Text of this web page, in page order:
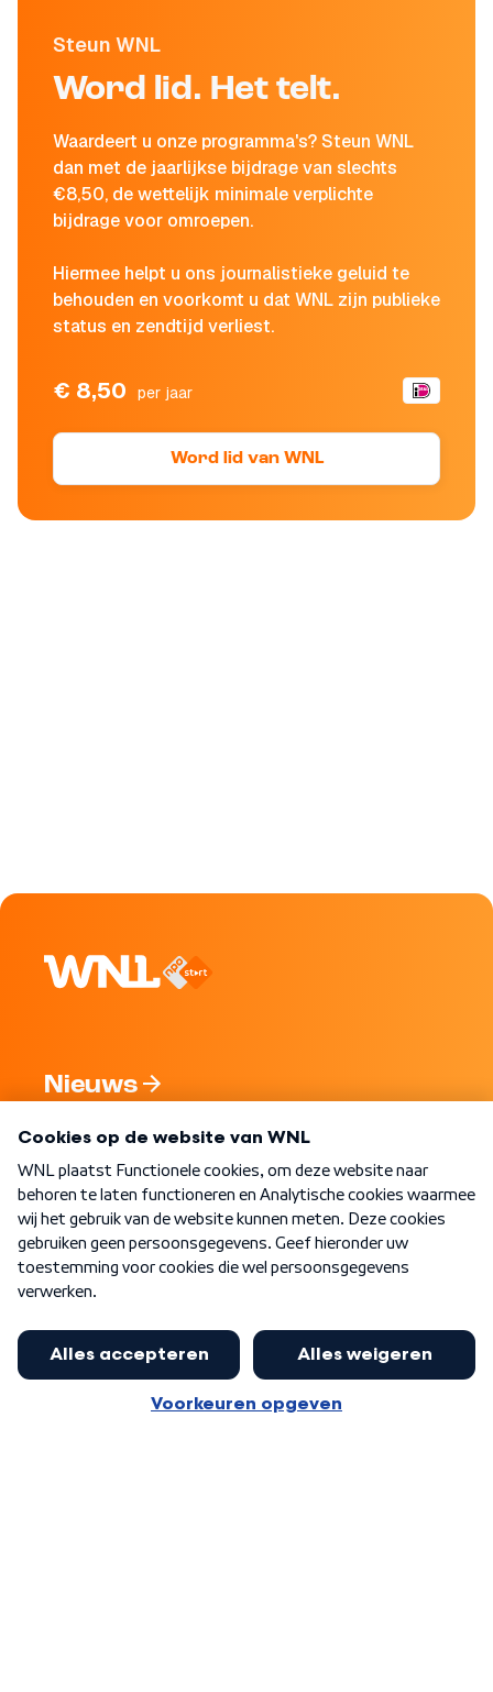
Steun WNL
Word lid. Het telt.
Waardeert u onze programma's? Steun WNL
dan met de jaarlijkse bijdrage van slechts
€8,50, de wettelijk minimale verplichte
bijdrage voor omroepen.
Hiermee helpt u ons journalistieke geluid te
behouden en voorkomt u dat WNL zijn publieke
status en zendtijd verliest.
€ 8,50 per jaar
Word lid van WNL
Nieuws
Nieuwsbrief
Word Lid